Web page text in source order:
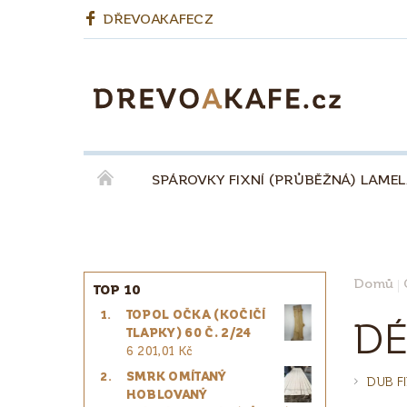
DŘEVOAKAFECZ
SPÁROVKY FIXNÍ (PRŮBĚŽNÁ)
KÁVA QUINTA ŘEZIVO ESPRESSO 100% -
PRO ŘEMESLNÍKY PRO DESIGNÉRY
TOP 10
TOPOL OČKA (KOČIČÍ
TLAPKY) 60 Č. 2/24
6 201,01 Kč
SMRK OMÍTANÝ
HOBLOVANÝ
Domů
DUB